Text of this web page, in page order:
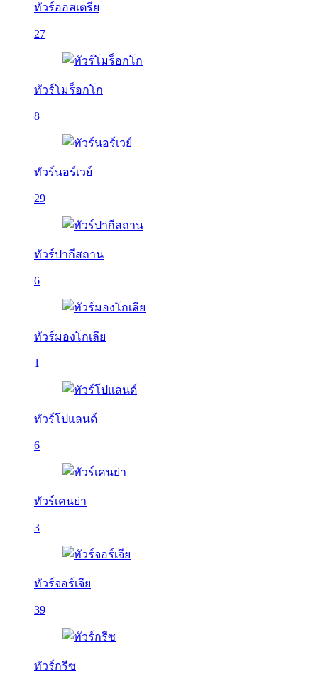
ทัวร์ออสเตรีย
27
ทัวร์โมร็อกโก
8
ทัวร์นอร์เวย์
29
ทัวร์ปากีสถาน
6
ทัวร์มองโกเลีย
1
ทัวร์โปแลนด์
6
ทัวร์เคนย่า
3
ทัวร์จอร์เจีย
39
ทัวร์กรีซ